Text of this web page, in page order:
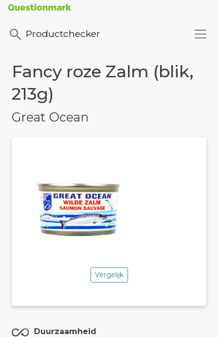
Productchecker
Fancy roze Zalm (blik,
213g)
Great Ocean
Vergelijk
Duurzaamheid